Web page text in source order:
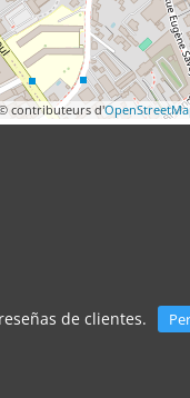
contributeurs d'
de clientes.